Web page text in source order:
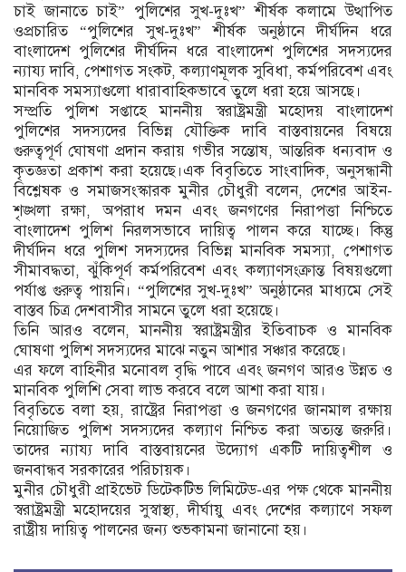
চাই জানাতে চাই” পুলিশের সুখ-দুঃখ” শীর্ষক কলামে উত্থাপিত
ওপ্রচারিত “পুলিশের সুখ-দুঃখ” শীর্ষক অনুষ্ঠানে দীর্ঘদিন ধরে
বাংলাদেশ পুলিশের দীর্ঘদিন ধরে বাংলাদেশ পুলিশের সদস্যদের
ন্যায্য দাবি, পেশাগত সংকট, কল্যাণমূলক সুবিধা, কর্মপরিবেশ এবং
মানবিক সমস্যাগুলো ধারাবাহিকভাবে তুলে ধরা হয়ে আসছে।
সম্প্রতি পুলিশ সপ্তাহে মাননীয় স্বরাষ্ট্রমন্ত্রী মহোদয় বাংলাদেশ
পুলিশের সদস্যদের বিভিন্ন যৌক্তিক দাবি বাস্তবায়নের বিষয়ে
গুরুত্বপূর্ণ ঘোষণা প্রদান করায় গভীর সন্তোষ, আন্তরিক ধন্যবাদ ও
কৃতজ্ঞতা প্রকাশ করা হয়েছে।এক বিবৃতিতে সাংবাদিক, অনুসন্ধানী
বিশ্লেষক ও সমাজসংস্কারক মুনীর চৌধুরী বলেন, দেশের আইন-
শৃঙ্খলা রক্ষা, অপরাধ দমন এবং জনগণের নিরাপত্তা নিশ্চিতে
বাংলাদেশ পুলিশ নিরলসভাবে দায়িত্ব পালন করে যাচ্ছে। কিন্তু
দীর্ঘদিন ধরে পুলিশ সদস্যদের বিভিন্ন মানবিক সমস্যা, পেশাগত
সীমাবদ্ধতা, ঝুঁকিপূর্ণ কর্মপরিবেশ এবং কল্যাণসংক্রান্ত বিষয়গুলো
পর্যাপ্ত গুরুত্ব পায়নি। “পুলিশের সুখ-দুঃখ” অনুষ্ঠানের মাধ্যমে সেই
বাস্তব চিত্র দেশবাসীর সামনে তুলে ধরা হয়েছে।
তিনি আরও বলেন, মাননীয় স্বরাষ্ট্রমন্ত্রীর ইতিবাচক ও মানবিক
ঘোষণা পুলিশ সদস্যদের মাঝে নতুন আশার সঞ্চার করেছে।
এর ফলে বাহিনীর মনোবল বৃদ্ধি পাবে এবং জনগণ আরও উন্নত ও
মানবিক পুলিশি সেবা লাভ করবে বলে আশা করা যায়।
বিবৃতিতে বলা হয়, রাষ্ট্রের নিরাপত্তা ও জনগণের জানমাল রক্ষায়
নিয়োজিত পুলিশ সদস্যদের কল্যাণ নিশ্চিত করা অত্যন্ত জরুরি।
তাদের ন্যায্য দাবি বাস্তবায়নের উদ্যোগ একটি দায়িত্বশীল ও
জনবান্ধব সরকারের পরিচায়ক।
মুনীর চৌধুরী প্রাইভেট ডিটেকটিভ লিমিটেড-এর পক্ষ থেকে মাননীয়
স্বরাষ্ট্রমন্ত্রী মহোদয়ের সুস্বাস্থ্য, দীর্ঘায়ু এবং দেশের কল্যাণে সফল
রাষ্ট্রীয় দায়িত্ব পালনের জন্য শুভকামনা জানানো হয়।